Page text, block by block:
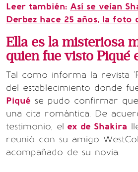
Leer también: Así se veían
Derbez hace 25 años, la foto
Ella es la misteriosa
quien fue visto Piqué
Tal como informa la revista
del establecimiento donde
Piqué se pudo confirmar
una cita romántica. De
testimonio, el ex de Shakira
reunió con su amigo
acompañado de su novia.